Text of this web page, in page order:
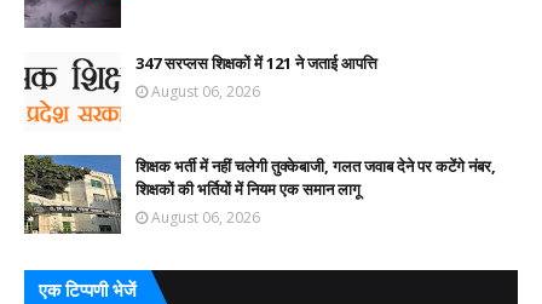
347 सरप्लस शिक्षकों में 121 ने जताई आपत्ति
August 06, 2026
शिक्षक भर्ती में नहीं चलेगी तुक्केबाजी, गलत जवाब देने पर कटेंगे नंबर,
शिक्षकों की भर्तियों में नियम एक समान लागू
August 06, 2026
एक टिप्पणी भेजें